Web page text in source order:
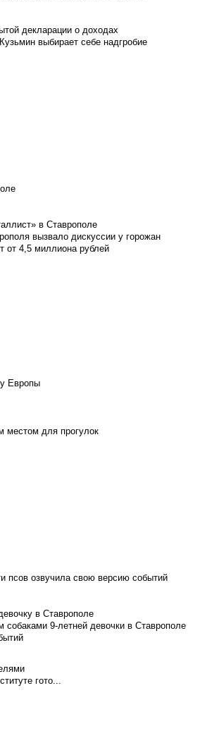
декларации о доходах
выбирает себе надгробие
в Ставрополе
вызвало дискуссии у горожан
от 4,5 миллиона рублей
Европы
местом для прогулок
псов озвучила свою версию событий
в Ставрополе
9-летней девочки в Ставрополе
гото...